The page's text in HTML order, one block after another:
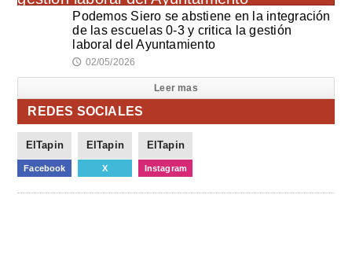
Podemos Siero se abstiene en la integración
de las escuelas 0-3 y critica la gestión
laboral del Ayuntamiento
🕔 02/05/2026
Leer mas
REDES SOCIALES
ElTapin
Facebook
ElTapin
X
ElTapin
Instagram